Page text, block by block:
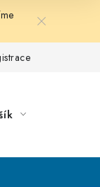
Kontakt